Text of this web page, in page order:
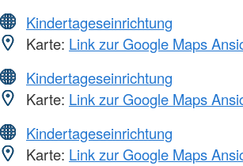
Kindertageseinrichtung
Karte: Link zur Google Maps
Kindertageseinrichtung
Karte: Link zur Google Maps
Kindertageseinrichtung
Karte: Link zur Google Maps